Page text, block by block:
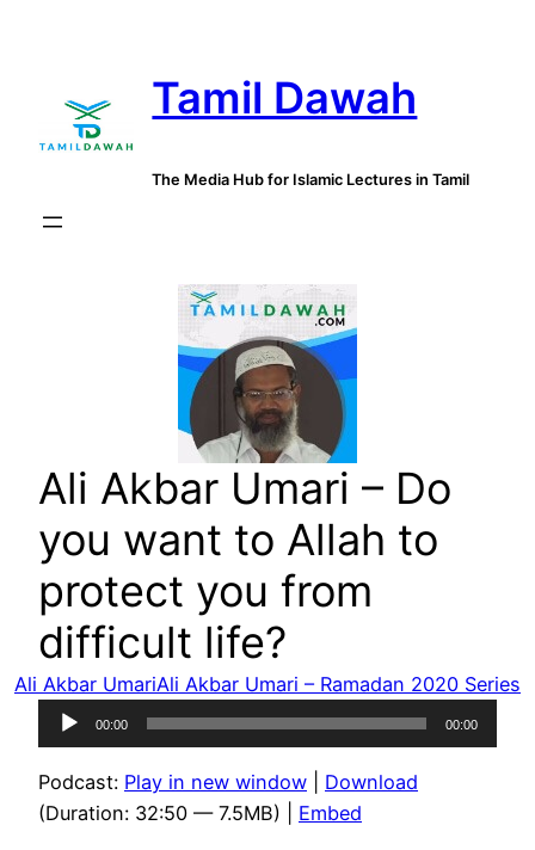
Tamil Dawah
The Media Hub for Islamic Lectures in Tamil
Ali Akbar Umari – Do
you want to Allah to
protect you from
difficult life?
Ali Akbar UmariAli Akbar Umari – Ramadan 2020 Series
Audio
Player
00:00 00:00
Podcast: Play in new window
Download
(Duration: 32:50 — 7.5MB) | Embed